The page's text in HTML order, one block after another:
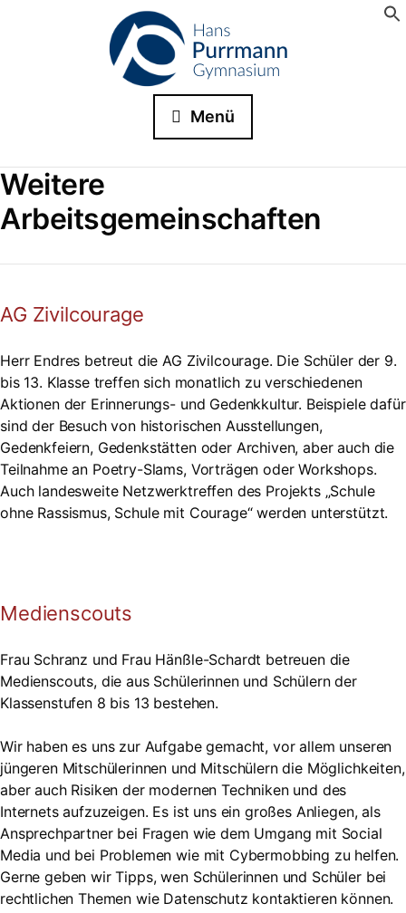
Menü
Weitere
Arbeitsgemeinschaften
AG Zivilcourage
Herr Endres betreut die AG Zivilcourage. Die Schüler der 9.
bis 13. Klasse treffen sich monatlich zu verschiedenen
Aktionen der Erinnerungs- und Gedenkkultur. Beispiele dafür
sind der Besuch von historischen Ausstellungen,
Gedenkfeiern, Gedenkstätten oder Archiven, aber auch die
Teilnahme an Poetry-Slams, Vorträgen oder Workshops.
Auch landesweite Netzwerktreffen des Projekts „Schule
ohne Rassismus, Schule mit Courage“ werden unterstützt.
Medienscouts
Frau Schranz und Frau Hänßle-Schardt betreuen die
Medienscouts, die aus Schülerinnen und Schülern der
Klassenstufen 8 bis 13 bestehen.
Wir haben es uns zur Aufgabe gemacht, vor allem unseren
jüngeren Mitschülerinnen und Mitschülern die Möglichkeiten,
aber auch Risiken der modernen Techniken und des
Internets aufzuzeigen. Es ist uns ein großes Anliegen, als
Ansprechpartner bei Fragen wie dem Umgang mit Social
Media und bei Problemen wie mit Cybermobbing zu helfen.
Gerne geben wir Tipps, wen Schülerinnen und Schüler bei
rechtlichen Themen wie Datenschutz kontaktieren können.